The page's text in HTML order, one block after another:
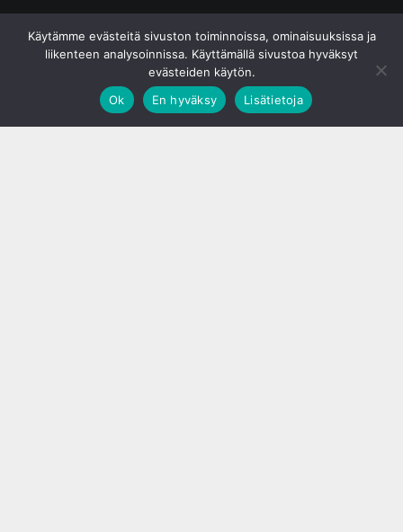
Käytämme evästeitä sivuston toiminnoissa, ominaisuuksissa ja
liikenteen analysoinnissa. Käyttämällä sivustoa hyväksyt
evästeiden käytön.
Ok
En hyväksy Lisätietoja